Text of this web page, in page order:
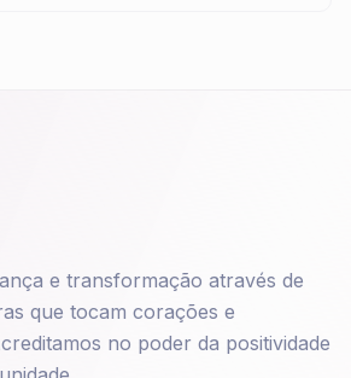
e transformação através de
que tocam corações e
no poder da positividade